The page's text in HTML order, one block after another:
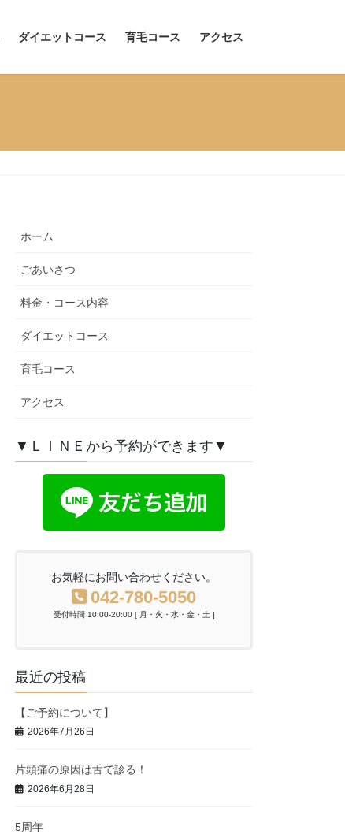
ダイエットコース 育毛コース アクセス
ホーム
ごあいさつ
料金・コース内容
ダイエットコース
育毛コース
アクセス
▼ＬＩＮＥから予約ができます▼
お気軽にお問い合わせください。
042-780-5050
受付時間 10:00-20:00 [ 月・火・水・金・土 ]
最近の投稿
【ご予約について】
2026年7月26日
片頭痛の原因は舌で診る！
2026年6月28日
5周年